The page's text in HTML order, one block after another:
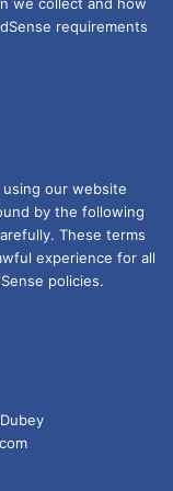
आने वाले
मिलनसार,
भी उनके संपर्क में
की। स्व.
समाज के लिए
श्री कुंदन
सामाजिक
किए जा रहे
requirements
using our website
by the following
These terms
experience for all
policies.